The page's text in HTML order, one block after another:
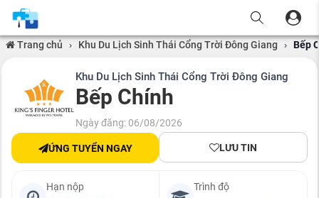
Trang chủ › Khu Du Lịch Sinh Thái Cổng Trời Đông Giang › Bếp
Khu Du Lịch Sinh Thái Cổng Trời Đông Giang
Bếp Chính
Ngày đăng: 06/08/2026
ỨNG TUYỂN NGAY LƯU TIN
Hạn nộp Trình độ